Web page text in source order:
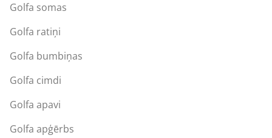
Golfa somas
Golfa ratiņi
Golfa bumbiņas
Golfa cimdi
Golfa apavi
Golfa apģērbs